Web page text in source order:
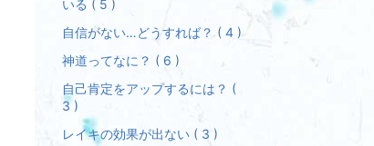
いる ( 5 )
自信がない…どうすれば？ ( 4 )
神道ってなに？ ( 6 )
自己肯定をアップするには？ (
3 )
レイキの効果が出ない ( 3 )